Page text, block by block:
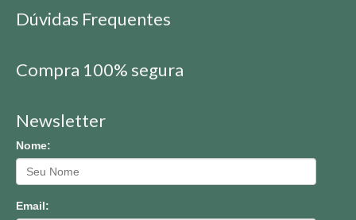
Dúvidas Frequentes
Compra 100% segura
Newsletter
Nome:
Email: